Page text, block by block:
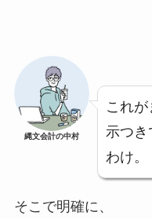
縄文会計の中村
これ
示つき
わけ。
そこで明確に、